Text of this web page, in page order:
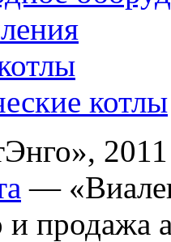
котлы
2011
—
и продажа